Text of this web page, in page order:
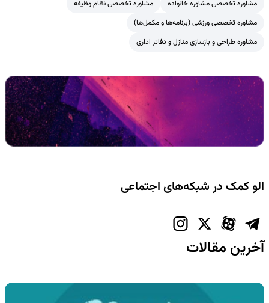
آخرین مقالات
مشاوره تخصصی مشاوره خانواده
مشاوره تخصصی نظام وظیفه
مشاوره تخصصی ورزشی (برنامه‌ها و مکمل‌ها)
مشاوره طراحی و بازسازی منازل و دفاتر اداری
الو کمک در شبکه‌های اجتماعی